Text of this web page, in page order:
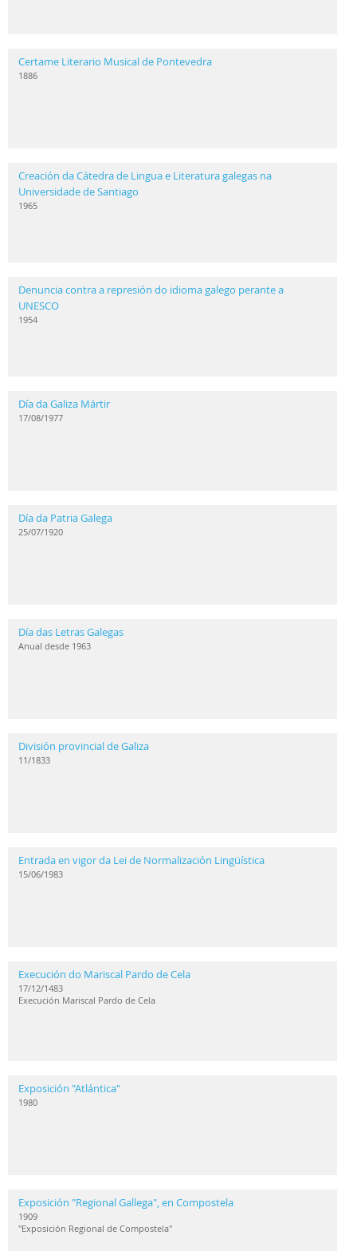
Certame Literario Musical de Pontevedra
1886
Creación da Cátedra de Lingua e Literatura galegas na
Universidade de Santiago
1965
Denuncia contra a represión do idioma galego perante a
UNESCO
1954
Día da Galiza Mártir
17/08/1977
Día da Patria Galega
25/07/1920
Día das Letras Galegas
Anual desde 1963
División provincial de Galiza
11/1833
Entrada en vigor da Lei de Normalización Lingüística
15/06/1983
Execución do Mariscal Pardo de Cela
17/12/1483
Execución Mariscal Pardo de Cela
Exposición "Atlántica"
1980
Exposición "Regional Gallega", en Compostela
1909
"Exposición Regional de Compostela"